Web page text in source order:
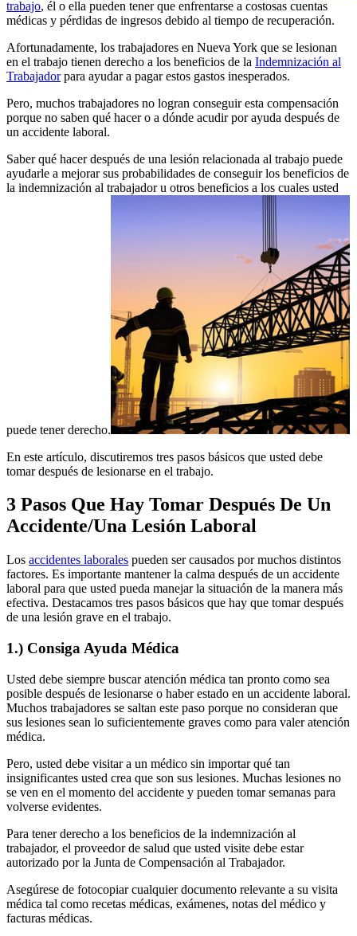
trabajo, él o ella pueden tener que enfrentarse a costosas cuentas
médicas y pérdidas de ingresos debido al tiempo de recuperación.
Afortunadamente, los trabajadores en Nueva York que se lesionan
en el trabajo tienen derecho a los beneficios de la Indemnización al
Trabajadorpara ayudar a pagar estos gastos inesperados.
Pero, muchos trabajadores no logran conseguir esta compensación
porque no saben qué hacer o a dónde acudir por ayuda después de
un accidente laboral.
Saber qué hacer después de una lesión relacionada al trabajo puede
ayudarle a mejorar sus probabilidades de conseguir los beneficios de
la indemnización al trabajador u otros beneficios a los cuales usted
puede tener derecho.
En este artículo, discutiremos tres pasos básicos que usted debe
tomar después de lesionarse en el trabajo.
3 Pasos Que Hay Tomar Después De Un
Accidente/Una Lesión Laboral
Los accidentes laborales pueden ser causados por muchos distintos
factores. Es importante mantener la calma después de un accidente
laboral para que usted pueda manejar la situación de la manera más
efectiva. Destacamos tres pasos básicos que hay que tomar después
de una lesión grave en el trabajo.
1.) Consiga Ayuda Médica
Usted debe siempre buscar atención médica tan pronto como sea
posible después de lesionarse o haber estado en un accidente laboral.
Muchos trabajadores se saltan este paso porque no consideran que
sus lesiones sean lo suficientemente graves como para valer atención
médica.
Pero, usted debe visitar a un médico sin importar qué tan
insignificantes usted crea que son sus lesiones. Muchas lesiones no
se ven en el momento del accidente y pueden tomar semanas para
volverse evidentes.
Para tener derecho a los beneficios de la indemnización al
trabajador, el proveedor de salud que usted visite debe estar
autorizado por la Junta de Compensación al Trabajador.
Asegúrese de fotocopiar cualquier documento relevante a su visita
médica tal como recetas médicas, exámenes, notas del médico y
facturas médicas.